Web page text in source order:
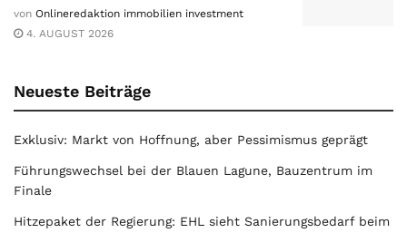
von Onlineredaktion immobilien investment
4. AUGUST 2026
Neueste Beiträge
Exklusiv: Markt von Hoffnung, aber Pessimismus geprägt
Führungswechsel bei der Blauen Lagune, Bauzentrum im
Finale
Hitzepaket der Regierung: EHL sieht Sanierungsbedarf beim